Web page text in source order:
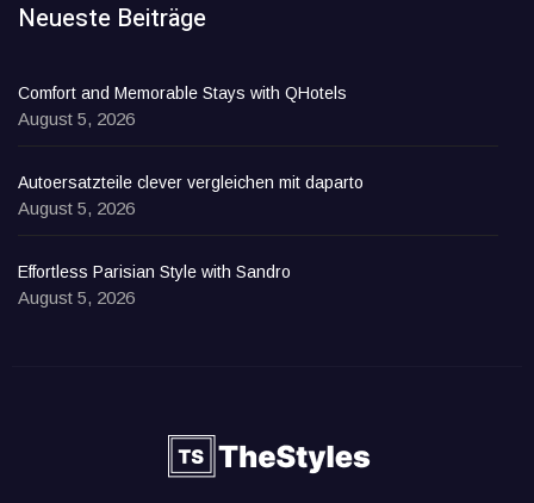
Neueste Beiträge
Comfort and Memorable Stays with QHotels
August 5, 2026
Autoersatzteile clever vergleichen mit daparto
August 5, 2026
Effortless Parisian Style with Sandro
August 5, 2026